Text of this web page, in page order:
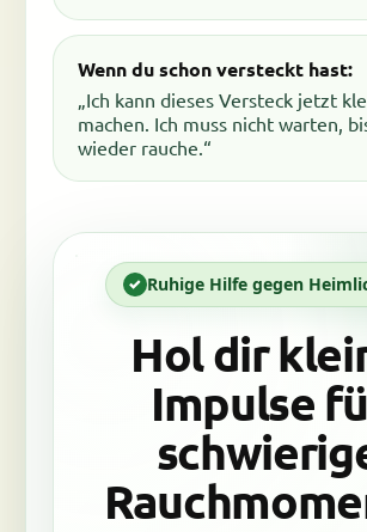
Wenn du schon versteckt hast:
„Ich kann dieses Versteck jetzt
machen. Ich muss nicht warten,
wieder rauche.“
Ruhige Hilfe gegen
Hol dir
Impulse